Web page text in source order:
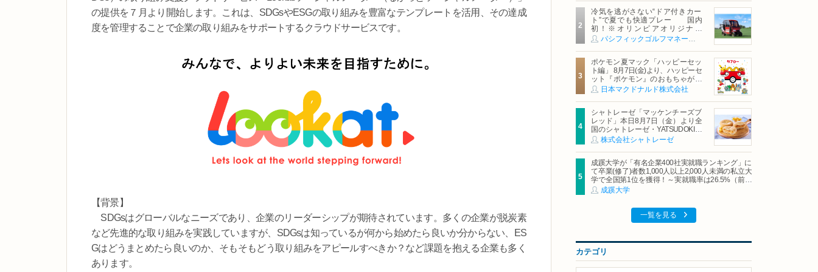
の提供を７月より開始します。これは、SDGsやESGの取り組みを豊富なテンプレートを活用、その達成
度を管理することで企業の取り組みをサポートするクラウドサービスです。
【背景】
SDGsはグローバルなニーズであり、企業のリーダーシップが期待されています。多くの企業が脱炭素
など先進的な取り組みを実践していますが、SDGsは知っているが何から始めたら良いか分からない、ES
Gはどうまとめたら良いのか、そもそもどう取り組みをアピールすべきか？など課題を抱える企業も多く
あります。
冷気を逃がさない“ドア付きカー
ト”で夏でも快適プレー 国内
初！※オリンピアオリジナル
「AirCon Cart（エアコンカー
ト）」導入 | ＰＧＭ
ポケモン夏マック「ハッピーセッ
ト編」 8月7日(金)より、ハッピーセ
ット『ポケモン』のおもちゃが期
間限定登場
日本マクドナルド株式会社
シャトレーゼ「マッケンチーズブ
レッド」本日8月7日（金）より全
国のシャトレーゼ・YATSUDOKIで
発売株式会社シャトレーゼ
成蹊大学が「有名企業400社実就職ランキング」に
て卒業(修了)者数1,000人以上2,000人未満の私立大
学で全国第1位を獲得！～実就職率は26.5%（前年
比＋4.3pt）に伸長、東京の私立大学でも10位にラ
ンクイン～
成蹊大学
一覧を見る
カテゴリ